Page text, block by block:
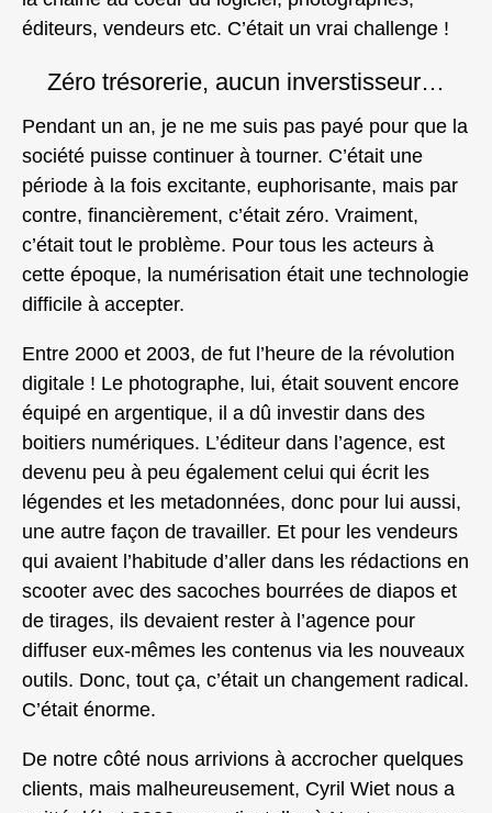
éditeurs, vendeurs etc. C’était un vrai challenge !
Zéro trésorerie, aucun inverstisseur…
Pendant un an, je ne me suis pas payé pour que la
société puisse continuer à tourner. C’était une
période à la fois excitante, euphorisante, mais par
contre, financièrement, c’était zéro. Vraiment,
c’était tout le problème. Pour tous les acteurs à
cette époque, la numérisation était une technologie
difficile à accepter.
Entre 2000 et 2003, de fut l’heure de la révolution
digitale ! Le photographe, lui, était souvent encore
équipé en argentique, il a dû investir dans des
boitiers numériques. L’éditeur dans l’agence, est
devenu peu à peu également celui qui écrit les
légendes et les metadonnées, donc pour lui aussi,
une autre façon de travailler. Et pour les vendeurs
qui avaient l’habitude d’aller dans les rédactions en
scooter avec des sacoches bourrées de diapos et
de tirages, ils devaient rester à l’agence pour
diffuser eux-mêmes les contenus via les nouveaux
outils. Donc, tout ça, c’était un changement radical.
C’était énorme.
De notre côté nous arrivions à accrocher quelques
clients, mais malheureusement, Cyril Wiet nous a